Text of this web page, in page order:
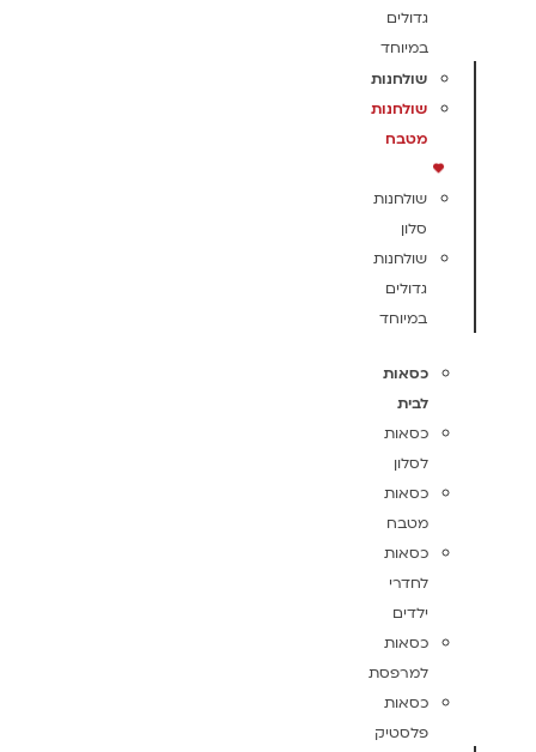
גדולים
במיוחד
שולחנות
שולחנות
מטבח
שולחנות
סלון
שולחנות
גדולים
במיוחד
כסאות
לבית
כסאות
לסלון
כסאות
מטבח
כסאות
לחדרי
ילדים
כסאות
למרפסת
כסאות
פלסטיק